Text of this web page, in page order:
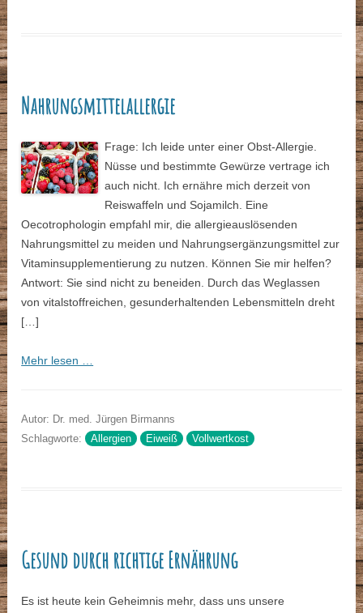
Nahrungsmittelallergie
Frage: Ich leide unter einer Obst-Allergie.
Nüsse und bestimmte Gewürze vertrage ich
auch nicht. Ich ernähre mich derzeit von
Reiswaffeln und Sojamilch. Eine
Oecotrophologin empfahl mir, die allergieauslösenden
Nahrungsmittel zu meiden und Nahrungsergänzungsmittel zur
Vitaminsupplementierung zu nutzen. Können Sie mir helfen?
Antwort: Sie sind nicht zu beneiden. Durch das Weglassen
von vitalstoffreichen, gesunderhaltenden Lebensmitteln dreht
[…]
Mehr lesen …
Autor: Dr. med. Jürgen Birmanns
Schlagworte: Allergien Eiweiß Vollwertkost
Gesund durch richtige Ernährung
Es ist heute kein Geheimnis mehr, dass uns unsere